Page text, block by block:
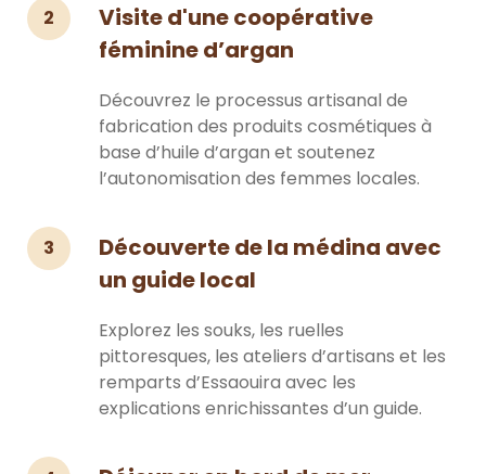
2
Visite d'une coopérative
féminine d’argan
Découvrez le processus artisanal de
fabrication des produits cosmétiques à
base d’huile d’argan et soutenez
l’autonomisation des femmes locales.
3
Découverte de la médina avec
un guide local
Explorez les souks, les ruelles
pittoresques, les ateliers d’artisans et les
remparts d’Essaouira avec les
explications enrichissantes d’un guide.